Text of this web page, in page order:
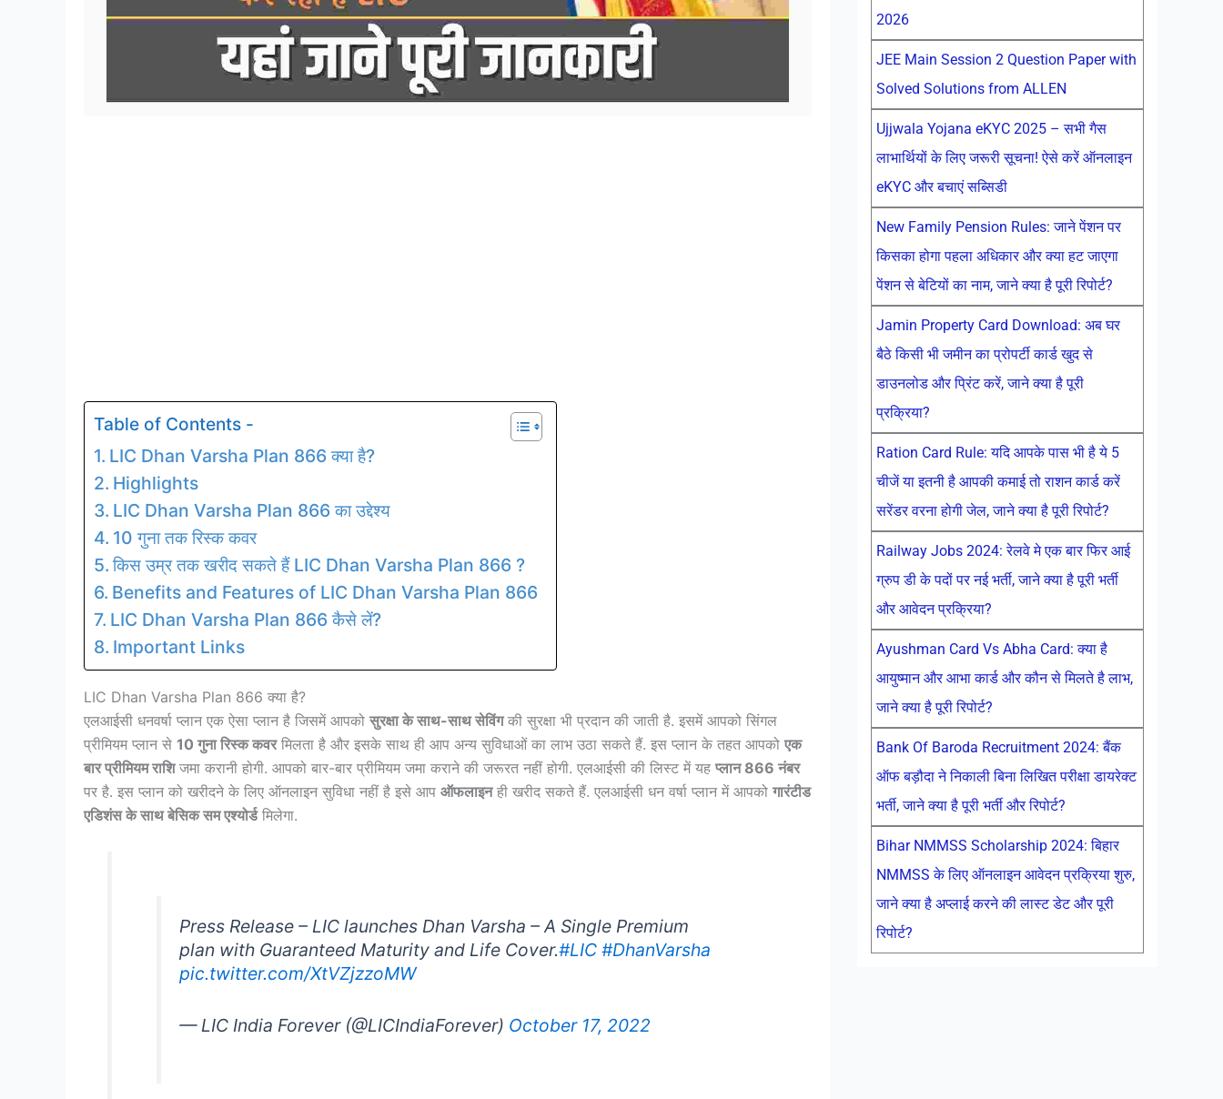
Table of Contents -
LIC Dhan Varsha Plan 866 क्या है?
Highlights
LIC Dhan Varsha Plan 866 का उद्देश्य
10 गुना तक रिस्क कवर
किस उम्र तक खरीद सकते हैं LIC Dhan Varsha Plan 866 ?
Benefits and Features of LIC Dhan Varsha Plan 866
LIC Dhan Varsha Plan 866 कैसे लें?
Important Links
LIC Dhan Varsha Plan 866 क्या है?
एलआईसी धनवर्षा प्लान एक ऐसा प्लान है जिसमें आपको सुरक्षा के साथ-साथ सेविंगकी सुरक्षा भी प्रदान की जाती है. इसमें आपको सिंगल
प्रीमियम प्लान से 10 गुना रिस्क कवरमिलता है और इसके साथ ही आप अन्य सुविधाओं का लाभ उठा सकते हैं. इस प्लान के तहत आपको एक
बार प्रीमियम राशिजमा करानी होगी. आपको बार-बार प्रीमियम जमा कराने की जरूरत नहीं होगी. एलआईसी की लिस्ट में यह प्लान 866 नंबर
पर है. इस प्लान को खरीदने के लिए ऑनलाइन सुविधा नहीं है इसे आप ऑफलाइनही खरीद सकते हैं. एलआईसी धन वर्षा प्लान में आपको गारंटीड
एडिशंस के साथ बेसिक सम एश्योर्डमिलेगा.
Press Release – LIC launches Dhan Varsha – A Single Premium
plan with Guaranteed Maturity and Life Cover.#LIC #DhanVarsha
pic.twitter.com/XtVZjzzoMW
— LIC India Forever (@LICIndiaForever) October 17, 2022
2026
JEE Main Session 2 Question Paper with
Solved Solutions from ALLEN
Ujjwala Yojana eKYC 2025 – सभी गैस
लाभार्थियों के लिए जरूरी सूचना! ऐसे करें ऑनलाइन
eKYC और बचाएं सब्सिडी
New Family Pension Rules: जाने पेंशन पर
किसका होगा पहला अधिकार और क्या हट जाएगा
पेंशन से बेटियों का नाम, जाने क्या है पूरी रिपोर्ट?
Jamin Property Card Download: अब घर
बैठे किसी भी जमीन का प्रोपर्टी कार्ड खुद से
डाउनलोड और प्रिंट करें, जाने क्या है पूरी
प्रक्रिया?
Ration Card Rule: यदि आपके पास भी है ये 5
चीजें या इतनी है आपकी कमाई तो राशन कार्ड करें
सरेंडर वरना होगी जेल, जाने क्या है पूरी रिपोर्ट?
Railway Jobs 2024: रेलवे मे एक बार फिर आई
ग्रुप डी के पदों पर नई भर्ती, जाने क्या है पूरी भर्ती
और आवेदन प्रक्रिया?
Ayushman Card Vs Abha Card: क्या है
आयुष्मान और आभा कार्ड और कौन से मिलते है लाभ,
जाने क्या है पूरी रिपोर्ट?
Bank Of Baroda Recruitment 2024: बैंक
ऑफ बड़ौदा ने निकाली बिना लिखित परीक्षा डायरेक्ट
भर्ती, जाने क्या है पूरी भर्ती और रिपोर्ट?
Bihar NMMSS Scholarship 2024: बिहार
NMMSS के लिए ऑनलाइन आवेदन प्रक्रिया शुरु,
जाने क्या है अप्लाई करने की लास्ट डेट और पूरी
रिपोर्ट?